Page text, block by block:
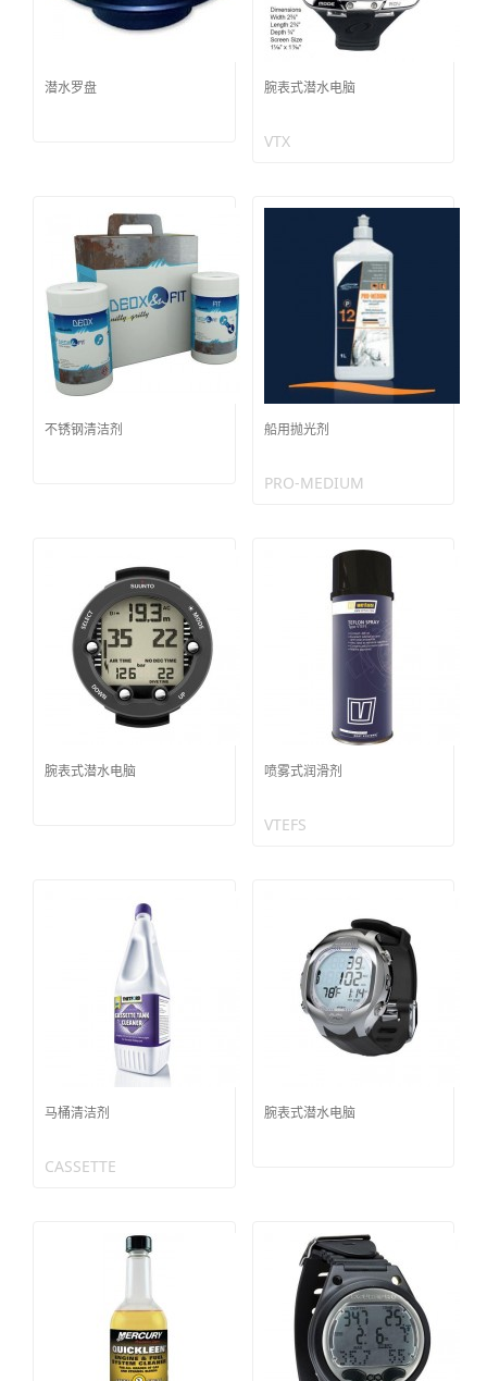
潜水罗盘 腕表式潜水电脑
VTX
不锈钢清洁剂 船用抛光剂
PRO-MEDIUM
腕表式潜水电脑 喷雾式润滑剂
VTEFS
马桶清洁剂
CASSETTE
腕表式潜水电脑